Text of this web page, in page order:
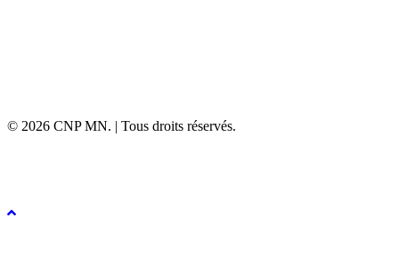
© 2026 CNP MN. | Tous droits réservés.